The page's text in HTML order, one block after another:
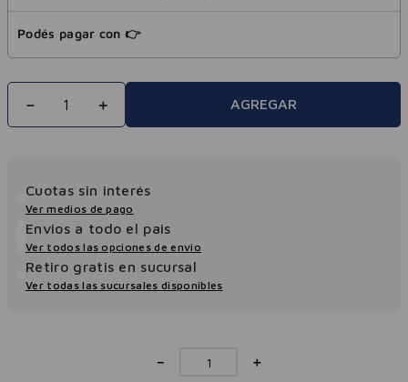
Podés pagar con 👉
＋
－ AGREGAR
Cuotas sin interés
Ver medios de pago
Envios a todo el pais
Ver todos las opciones de envio
Retiro gratis en sucursal
Ver todas las sucursales disponibles
＋
－